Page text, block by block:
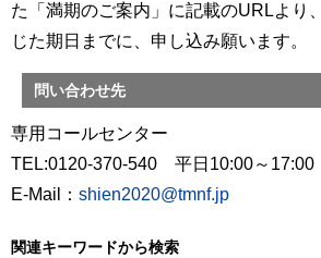
た「満期のご案内」に記載のURLより
じた期日までに、申し込み願います。
問い合わせ先
専用コールセンター
TEL:0120-370-540 平日10:00～17:00
E-Mail： shien2020@tmnf.jp
関連キーワードから検索